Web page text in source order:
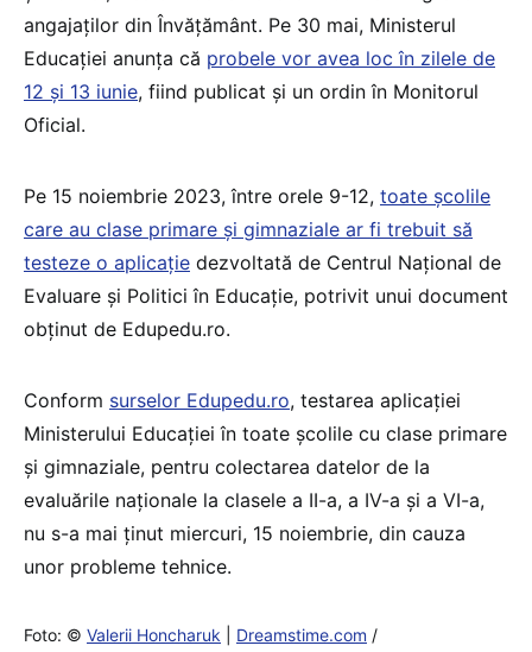
angajaților din Învățământ. Pe 30 mai, Ministerul
Educației anunța că probele vor avea loc în zilele de
12 și 13 iunie, fiind publicat și un ordin în Monitorul
Oficial.
Pe 15 noiembrie 2023, între orele 9-12, toate școlile
care au clase primare și gimnaziale ar fi trebuit să
testeze o aplicație dezvoltată de Centrul Național de
Evaluare și Politici în Educație, potrivit unui document
obținut de Edupedu.ro.
Conform surselor Edupedu.ro, testarea aplicației
Ministerului Educației în toate școlile cu clase primare
și gimnaziale, pentru colectarea datelor de la
evaluările naționale la clasele a II-a, a IV-a și a VI-a,
nu s-a mai ținut miercuri, 15 noiembrie, din cauza
unor probleme tehnice.
Foto: © Valerii Honcharuk Dreamstime.com /